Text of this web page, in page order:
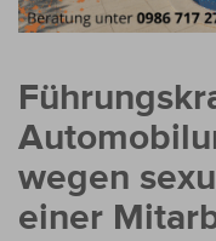
wegen
einer